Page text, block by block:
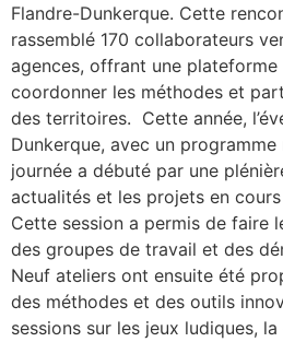
Flandre-Dunkerque. Cette
rassemblé 170 collaborateurs
agences, offrant une plateforme
coordonner les méthodes et
des territoires. Cette année,
Dunkerque, avec un
journée a débuté par une
actualités et les projets en cours
Cette session a permis de faire
des groupes de travail et des
Neuf ateliers ont ensuite été
des méthodes et des outils
sessions sur les jeux ludiques,